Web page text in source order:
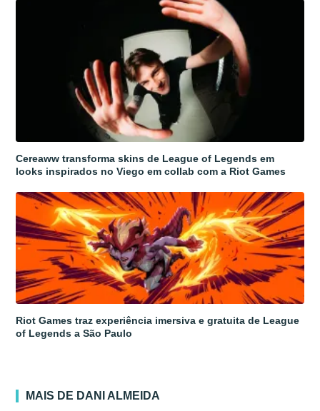
Cereaww transforma skins de League of Legends em
looks inspirados no Viego em collab com a Riot Games
Riot Games traz experiência imersiva e gratuita de League
of Legends a São Paulo
MAIS DE DANI ALMEIDA